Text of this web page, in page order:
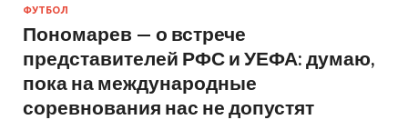
ФУТБОЛ
Пономарев — о встрече
представителей РФС и УЕФА: думаю,
пока на международные
соревнования нас не допустят